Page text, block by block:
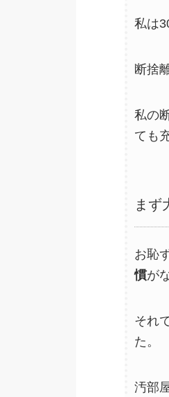
私は
断捨
私の
ても
まず
お恥
慣が
それ
た。
汚部